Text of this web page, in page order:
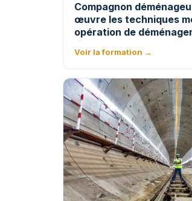
Compagnon
œuvre les techniques
opération de
Voir la formation →